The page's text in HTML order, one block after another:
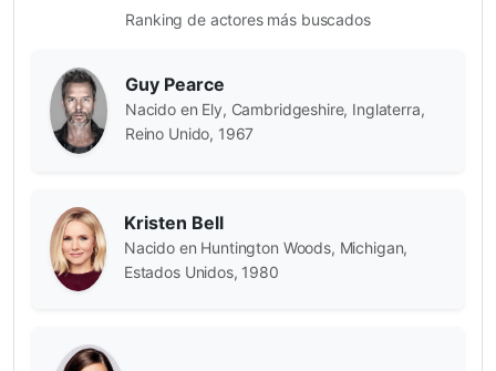
Ranking de actores más buscados
Guy Pearce
Nacido en Ely, Cambridgeshire, Inglaterra,
Reino Unido, 1967
Kristen Bell
Nacido en Huntington Woods, Michigan,
Estados Unidos, 1980